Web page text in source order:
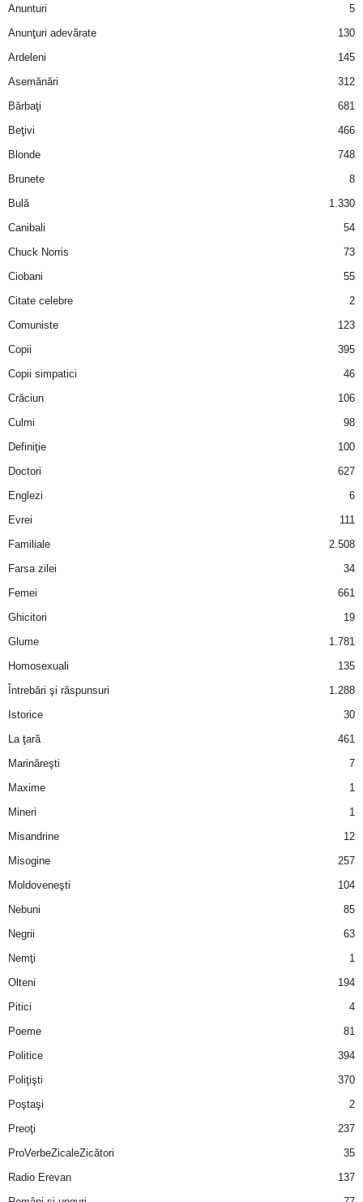
Anunturi
5
Anunţuri adevărate
130
Ardeleni
145
Asemănări
312
Bărbaţi
681
Beţivi
466
Blonde
748
Brunete
8
Bulă
1.330
Canibali
54
Chuck Norris
73
Ciobani
55
Citate celebre
2
Comuniste
123
Copii
395
Copii simpatici
46
Crăciun
106
Culmi
98
Definiţie
100
Doctori
627
Englezi
6
Evrei
111
Familiale
2.508
Farsa zilei
34
Femei
661
Ghicitori
19
Glume
1.781
Homosexuali
135
Întrebări şi răspunsuri
1.288
Istorice
30
La ţară
461
Marinăreşti
7
Maxime
1
Mineri
1
Misandrine
12
Misogine
257
Moldoveneşti
104
Nebuni
85
Negrii
63
Nemţi
1
Olteni
194
Pitici
4
Poeme
81
Politice
394
Poliţişti
370
Poştaşi
2
Preoţi
237
ProVerbeZicaleZicători
35
Radio Erevan
137